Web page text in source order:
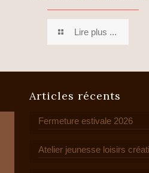
Lire plus ...
Articles récents
Fermeture estivale 2026
Atelier jeunesse loisirs